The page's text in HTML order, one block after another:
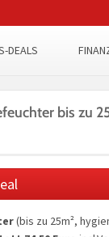
DEALS
bis zu
(bis zu 25m²,